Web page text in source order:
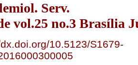
Serv.
vol.25 no.3 Brasília
10.5123/S1679-